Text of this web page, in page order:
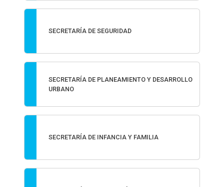
SECRETARÍA DE SEGURIDAD
SECRETARÍA DE PLANEAMIENTO Y DESARROLLO
URBANO
SECRETARÍA DE INFANCIA Y FAMILIA